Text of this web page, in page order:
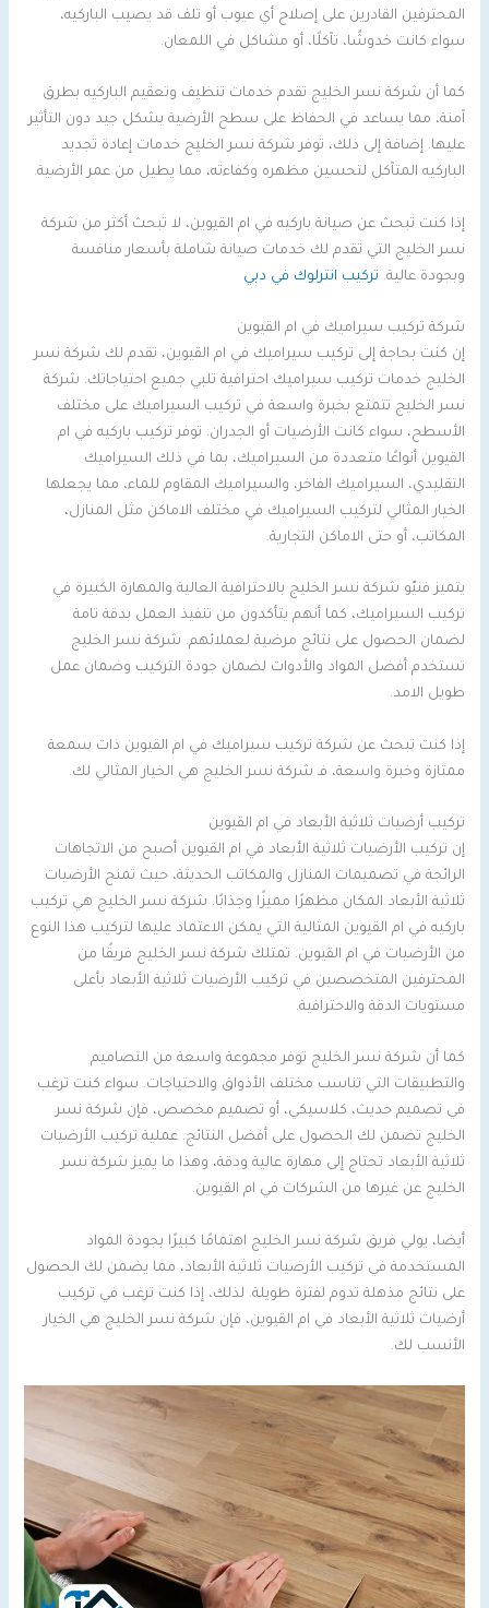
المحترفين القادرين على إصلاح أي عيوب أو تلف قد يصيب الباركيه،
سواء كانت خدوشًا، تآكلًا، أو مشاكل في اللمعان.
كما أن شركة نسر الخليج تقدم خدمات تنظيف وتعقيم الباركيه بطرق
آمنة، مما يساعد في الحفاظ على سطح الأرضية بشكل جيد دون التأثير
عليها. إضافة إلى ذلك، توفر شركة نسر الخليج خدمات إعادة تجديد
الباركيه المتآكل لتحسين مظهره وكفاءته، مما يطيل من عمر الأرضية.
إذا كنت تبحث عن صيانة باركيه في ام القيوين، لا تبحث أكثر من شركة
نسر الخليج التي تقدم لك خدمات صيانة شاملة بأسعار منافسة
وبجودة عالية. تركيب انترلوك في دبي
شركة تركيب سيراميك في ام القيوين
إن كنت بحاجة إلى تركيب سيراميك في ام القيوين، تقدم لك شركة نسر
الخليج خدمات تركيب سيراميك احترافية تلبي جميع احتياجاتك. شركة
نسر الخليج تتمتع بخبرة واسعة في تركيب السيراميك على مختلف
الأسطح، سواء كانت الأرضيات أو الجدران. توفر تركيب باركيه في ام
القيوين أنواعًا متعددة من السيراميك، بما في ذلك السيراميك
التقليدي، السيراميك الفاخر، والسيراميك المقاوم للماء، مما يجعلها
الخيار المثالي لتركيب السيراميك في مختلف الاماكن مثل المنازل،
المكاتب، أو حتى الاماكن التجارية.
يتميز فنيّو شركة نسر الخليج بالاحترافية العالية والمهارة الكبيرة في
تركيب السيراميك، كما أنهم يتأكدون من تنفيذ العمل بدقة تامة
لضمان الحصول على نتائج مرضية لعملائهم. شركة نسر الخليج
تستخدم أفضل المواد والأدوات لضمان جودة التركيب وضمان عمل
طويل الامد.
إذا كنت تبحث عن شركة تركيب سيراميك في ام القيوين ذات سمعة
ممتازة وخبرة واسعة، فـ شركة نسر الخليج هي الخيار المثالي لك.
تركيب أرضيات ثلاثية الأبعاد في ام القيوين
إن تركيب الأرضيات ثلاثية الأبعاد في ام القيوين أصبح من الاتجاهات
الرائجة في تصميمات المنازل والمكاتب الحديثة، حيث تمنح الأرضيات
ثلاثية الأبعاد المكان مظهرًا مميزًا وجذابًا. شركة نسر الخليج هي تركيب
باركيه في ام القيوين المثالية التي يمكن الاعتماد عليها لتركيب هذا النوع
من الأرضيات في ام القيوين. تمتلك شركة نسر الخليج فريقًا من
المحترفين المتخصصين في تركيب الأرضيات ثلاثية الأبعاد بأعلى
مستويات الدقة والاحترافية.
كما أن شركة نسر الخليج توفر مجموعة واسعة من التصاميم
والتطبيقات التي تناسب مختلف الأذواق والاحتياجات. سواء كنت ترغب
في تصميم حديث، كلاسيكي، أو تصميم مخصص، فإن شركة نسر
الخليج تضمن لك الحصول على أفضل النتائج. عملية تركيب الأرضيات
ثلاثية الأبعاد تحتاج إلى مهارة عالية ودقة، وهذا ما يميز شركة نسر
الخليج عن غيرها من الشركات في ام القيوين.
أيضا، يولي فريق شركة نسر الخليج اهتمامًا كبيرًا بجودة المواد
المستخدمة في تركيب الأرضيات ثلاثية الأبعاد، مما يضمن لك الحصول
على نتائج مذهلة تدوم لفترة طويلة. لذلك، إذا كنت ترغب في تركيب
أرضيات ثلاثية الأبعاد في ام القيوين، فإن شركة نسر الخليج هي الخيار
الأنسب لك.